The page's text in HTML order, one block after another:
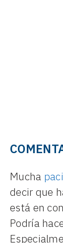
Mucha
decir que
está en
Podría